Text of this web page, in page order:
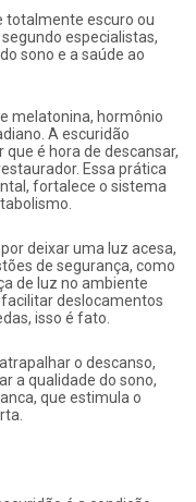
totalmente escuro ou
especialistas,
sono e a saúde ao
melatonina, hormônio
A escuridão
é hora de descansar,
Essa prática
fortalece o sistema
deixar uma luz acesa,
de segurança, como
de luz no ambiente
deslocamentos
isso é fato.
o descanso,
a qualidade do sono,
que estimula o